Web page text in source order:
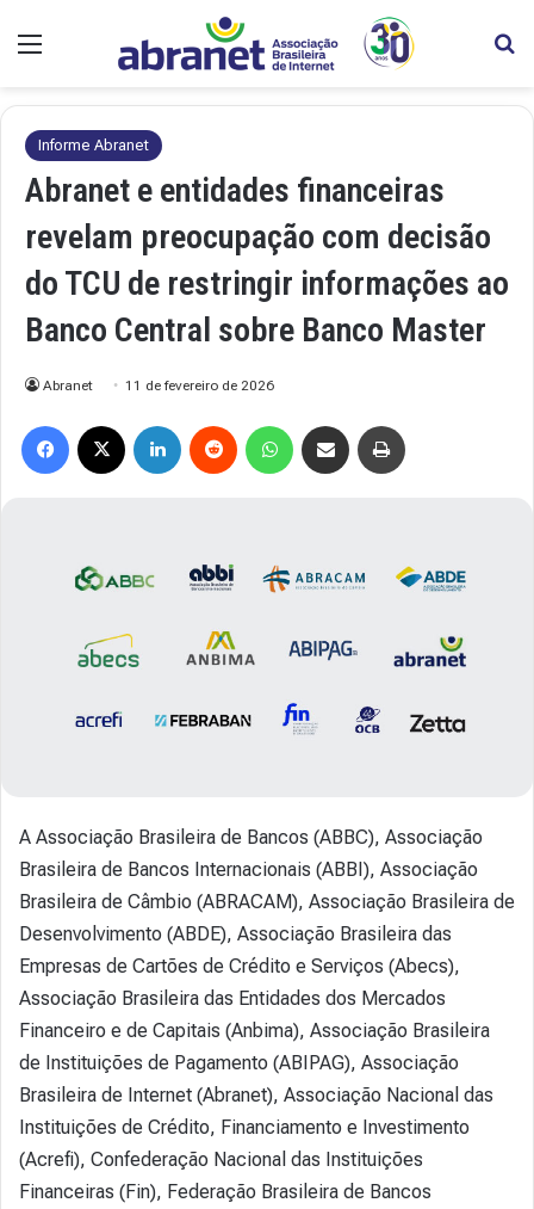
Menu
Informe Abranet
Abranet e entidades financeiras
revelam preocupação com decisão
do TCU de restringir informações ao
Banco Central sobre Banco Master
Abranet 11 de fevereiro de 2026
Facebook Linkedin Reddit WhatsAppCompartilhar via e-mail
A Associação Brasileira de Bancos (ABBC), Associação
Brasileira de Bancos Internacionais (ABBI), Associação
Brasileira de Câmbio (ABRACAM), Associação Brasileira de
Desenvolvimento (ABDE), Associação Brasileira das
Empresas de Cartões de Crédito e Serviços (Abecs),
Associação Brasileira das Entidades dos Mercados
Financeiro e de Capitais (Anbima), Associação Brasileira
de Instituições de Pagamento (ABIPAG), Associação
Brasileira de Internet (Abranet), Associação Nacional das
Instituições de Crédito, Financiamento e Investimento
(Acrefi), Confederação Nacional das Instituições
Financeiras (Fin), Federação Brasileira de Bancos